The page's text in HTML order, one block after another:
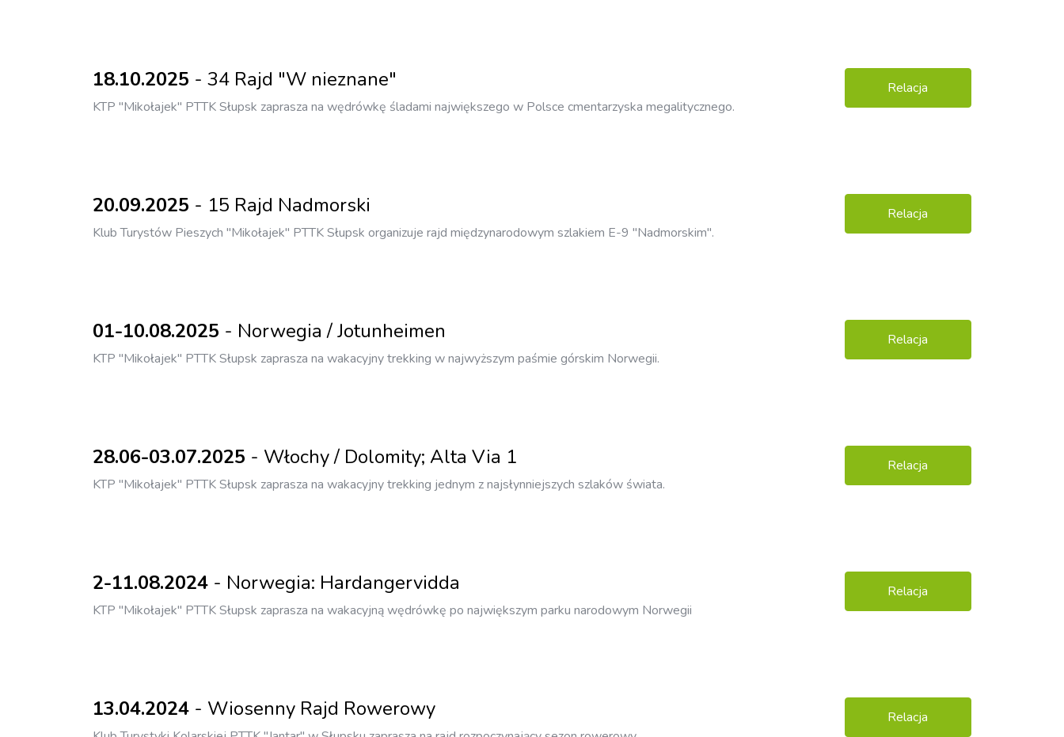
18.10.2025 - 34 Rajd "W nieznane"
KTP "Mikołajek" PTTK Słupsk zaprasza na wędrówkę śladami największego w Polsce cmentarzyska megalitycznego.
Relacja
20.09.2025 - 15 Rajd Nadmorski
Klub Turystów Pieszych "Mikołajek" PTTK Słupsk organizuje rajd międzynarodowym szlakiem E-9 "Nadmorskim".
Relacja
01-10.08.2025 - Norwegia / Jotunheimen
KTP "Mikołajek" PTTK Słupsk zaprasza na wakacyjny trekking w najwyższym paśmie górskim Norwegii.
Relacja
28.06-03.07.2025 - Włochy / Dolomity; Alta Via 1
KTP "Mikołajek" PTTK Słupsk zaprasza na wakacyjny trekking jednym z najsłynniejszych szlaków świata.
Relacja
2-11.08.2024 - Norwegia: Hardangervidda
KTP "Mikołajek" PTTK Słupsk zaprasza na wakacyjną wędrówkę po największym parku narodowym Norwegii
Relacja
13.04.2024 - Wiosenny Rajd Rowerowy Relacja